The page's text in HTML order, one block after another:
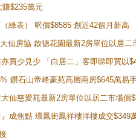
賺$235萬元
綠表） 呎價$8585 創近42個月新高
仙房協 啟德花園最新2房單位以居二
買少見少 「白居二」客即睇即買以
鑽石山帝峰豪苑高層兩房$645萬易
仙慈愛苑最新2房單位以居二市場價
成焦點 環鳳街鳳祥樓洋樓成交$349